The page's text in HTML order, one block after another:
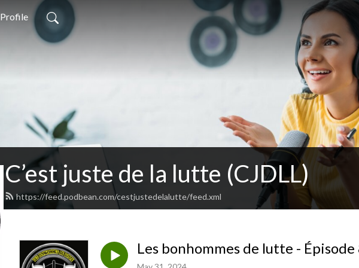
Profile
C’est juste de la lutte (CJDLL)
https://feed.podbean.com/cestjustedelalutte/feed.xml
Les bonhommes de lutte - Épisode